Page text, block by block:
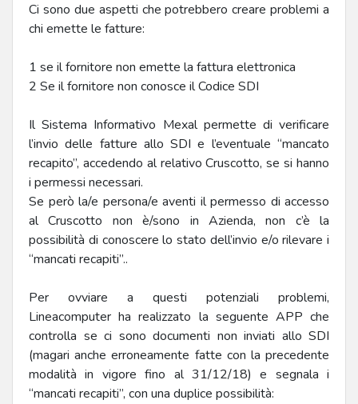
Ci sono due aspetti che potrebbero creare problemi a
chi emette le fatture:
1 se il fornitore non emette la fattura elettronica
2 Se il fornitore non conosce il Codice SDI
Il Sistema Informativo Mexal permette di verificare
l’invio delle fatture allo SDI e l’eventuale “mancato
recapito”, accedendo al relativo Cruscotto, se si hanno
i permessi necessari.
Se però la/e persona/e aventi il permesso di accesso
al Cruscotto non è/sono in Azienda, non c’è la
possibilità di conoscere lo stato dell’invio e/o rilevare i
“mancati recapiti”..
Per ovviare a questi potenziali problemi,
Lineacomputer ha realizzato la seguente APP che
controlla se ci sono documenti non inviati allo SDI
(magari anche erroneamente fatte con la precedente
modalità in vigore fino al 31/12/18) e segnala i
“mancati recapiti”, con una duplice possibilità: